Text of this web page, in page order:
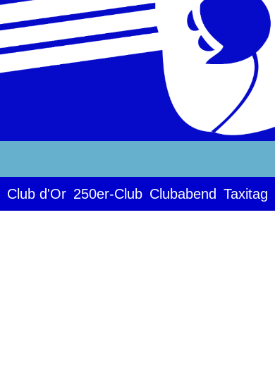
Club d'Or 250er-Club Clubabend Taxitag